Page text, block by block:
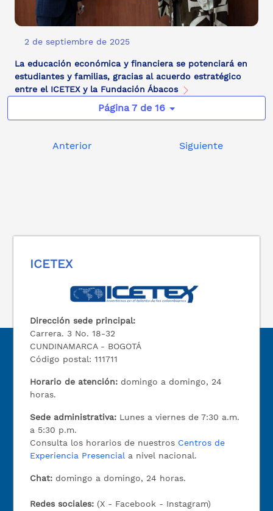
2 de septiembre de 2025
La educación económica y financiera se potenciará en
estudiantes y familias, gracias al acuerdo estratégico
entre el ICETEX y la Fundación Ábacos
Página 7 de 16
Anterior Siguiente
ICETEX
Dirección sede principal:
Carrera. 3 No. 18-32
CUNDINAMARCA - BOGOTÁ
Código postal: 111711
Horario de atención: domingo a domingo, 24
horas.
Sede administrativa: Lunes a viernes de 7:30 a.m.
a 5:30 p.m.
Consulta los horarios de nuestros Centros de
Experiencia Presencial a nivel nacional.
Chat: domingo a domingo, 24 horas.
Redes sociales: (X - Facebook - Instagram)